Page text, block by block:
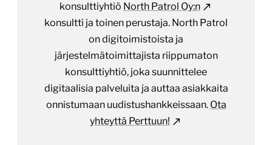
konsulttiyhtiö North Patrol Oy:n
konsultti ja toinen perustaja. North Patrol
on digitoimistoista ja
järjestelmätoimittajista riippumaton
konsulttiyhtiö, joka suunnittelee
digitaalisia palveluita ja auttaa asiakkaita
onnistumaan uudistushankkeissaan. Ota
yhteyttä Perttuun!